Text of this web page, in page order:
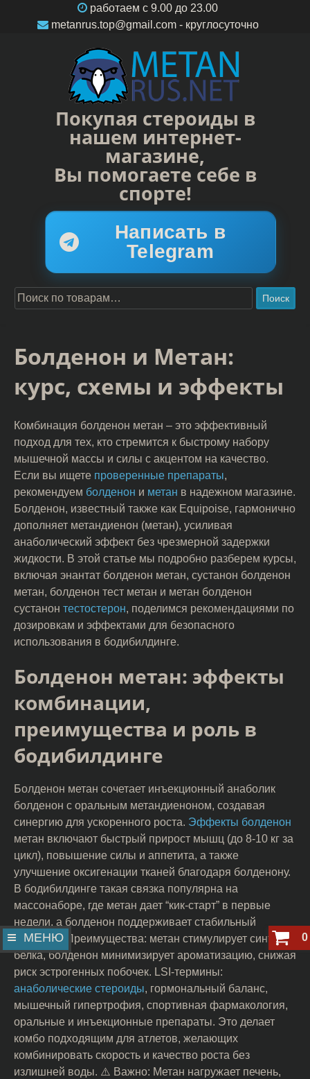
работаем c 9.00 до 23.00
metanrus.top@gmail.com- круглосуточно
Покупая стероиды в
нашем интернет-
магазине,
Вы помогаете себе в
спорте!
Написать в
Telegram
Поиск
МЕНЮ
Болденон и Метан:
курс, схемы и эффекты
Комбинация болденон метан – это эффективный
подход для тех, кто стремится к быстрому набору
мышечной массы и силы с акцентом на качество.
Если вы ищете проверенные препараты,
рекомендуем болденон и метан в надежном магазине.
Болденон, известный также как Equipoise, гармонично
дополняет метандиенон (метан), усиливая
анаболический эффект без чрезмерной задержки
жидкости. В этой статье мы подробно разберем курсы,
включая энантат болденон метан, сустанон болденон
метан, болденон тест метан и метан болденон
сустанон тестостерон, поделимся рекомендациями по
дозировкам и эффектами для безопасного
использования в бодибилдинге.
Болденон метан: эффекты
комбинации,
преимущества и роль в
бодибилдинге
Болденон метан сочетает инъекционный анаболик
болденон с оральным метандиеноном, создавая
синергию для ускоренного роста. Эффекты болденон
метан включают быстрый прирост мышц (до 8-10 кг за
цикл), повышение силы и аппетита, а также
улучшение оксигенации тканей благодаря болденону.
В бодибилдинге такая связка популярна на
массонаборе, где метан дает “кик-старт” в первые
недели, а болденон поддерживает стабильный
прогресс. Преимущества: метан стимулирует синтез
белка, болденон минимизирует ароматизацию, снижая
риск эстрогенных побочек. LSI-термины:
анаболические стероиды, гормональный баланс,
мышечный гипертрофия, спортивная фармакология,
оральные и инъекционные препараты. Это делает
комбо подходящим для атлетов, желающих
комбинировать скорость и качество роста без
излишней воды. ⚠️ Важно: Метан нагружает печень,
0